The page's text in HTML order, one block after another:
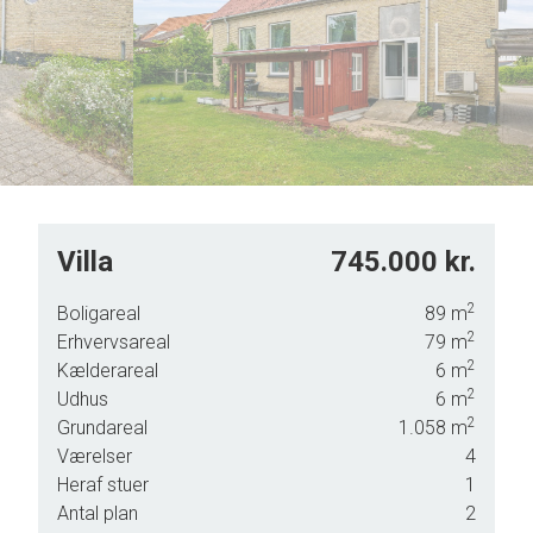
6
7
8
9
5
6
7
8
9
Villa 745.000 kr.
Boligareal 89 m2
Erhvervsareal 79 m2
Kælderareal 6 m2
Udhus 6 m2
Grundareal 1.058 m2
Værelser
4
Heraf stuer
1
Antal plan
2